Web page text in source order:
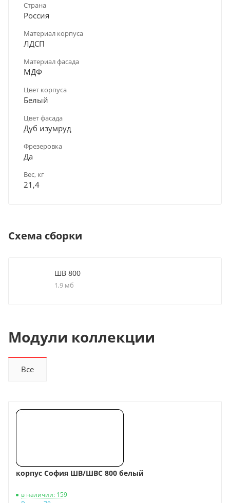
Страна
Россия
Материал корпуса
ЛДСП
Материал фасада
МДФ
Цвет корпуса
Белый
Цвет фасада
Дуб изумруд
Фрезеровка
Да
Вес, кг
21,4
Схема сборки
ШВ 800
1,9 мб
Модули коллекции
Все
корпус София ШВ/ШВС 800 белый
в наличии: 159